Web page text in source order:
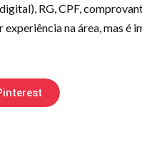
RG, CPF,
na área, mas é